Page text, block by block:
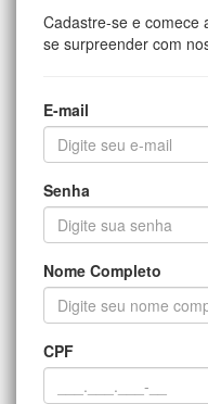
Cadastre-se e comece
se surpreender com
E-mail
Senha
Nome Completo
CPF